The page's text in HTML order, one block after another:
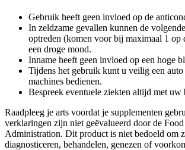
Gebruik heeft geen invloed op de
In zeldzame gevallen kunnen de
optreden (komen voor bij maximaal 1 op
een droge mond.
Inname heeft geen invloed op een hoge
Tijdens het gebruik kunt u veilig een auto
machines bedienen.
Bespreek eventuele ziekten altijd met uw
Raadpleeg je arts voordat je supplementen
verklaringen zijn niet geëvalueerd door de
Administration. Dit product is niet bedoeld om
diagnosticeren, behandelen, genezen of